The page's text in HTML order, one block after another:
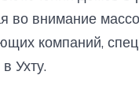
во внимание
компаний,
Ухту.